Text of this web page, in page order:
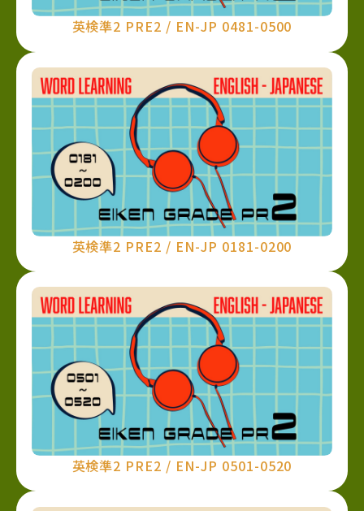
英検準2 PRE2 / EN-JP 0481-0500
英検準2 PRE2 / EN-JP 0181-0200
英検準2 PRE2 / EN-JP 0501-0520